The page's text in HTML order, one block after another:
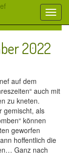
2022
auf dem
auch mit
zu kneten.
gemischt, als
können
geworfen
hoffentlich die
Ganz nach